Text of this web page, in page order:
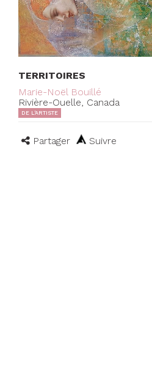
TERRITOIRES
Marie-Noël Bouillé
Rivière-Ouelle, Canada
DE L'ARTISTE
Partager Suivre